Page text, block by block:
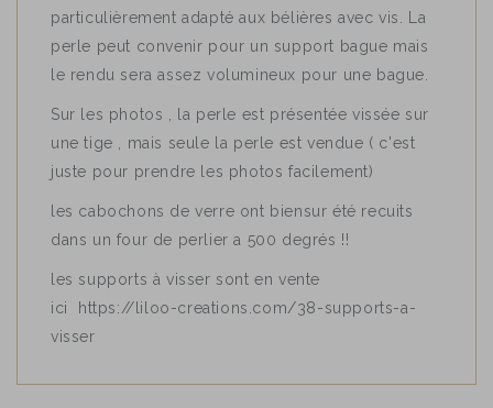
particulièrement adapté aux bélières avec vis. La
perle peut convenir pour un support bague mais
le rendu sera assez volumineux pour une bague.
Sur les photos , la perle est présentée vissée sur
une tige , mais seule la perle est vendue ( c'est
juste pour prendre les photos facilement)
les cabochons de verre ont biensur été recuits
dans un four de perlier a 500 degrés !!
les supports à visser sont en vente
ici https://liloo-creations.com/38-supports-a-
visser